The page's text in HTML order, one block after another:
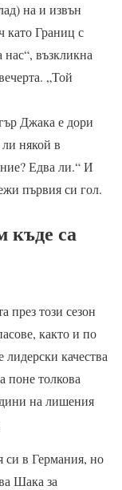
на и извън
като Границ с
възкликна
„Той
Джака е дори
някой в
Едва ли.“ И
първия си гол.
къде са
през този сезон
както и по
качества
поне толкова
на лишения
си в Германия, но
Шака за